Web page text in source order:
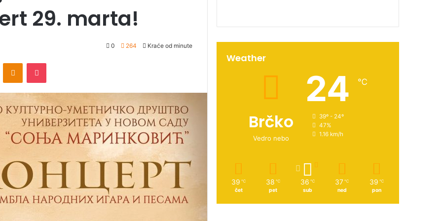
29. marta!
0 264 Kraće od minute
Weather
Brčko
Vedro nebo
24 ℃
39º - 24º
47%
1.16 km/h
39 ℃
čet
38 ℃
pet
36 ℃
sub
37 ℃
ned
39 ℃
pon